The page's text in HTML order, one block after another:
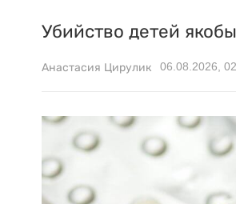
Убийство детей
Анастасия Цирулик 06.08.2026,